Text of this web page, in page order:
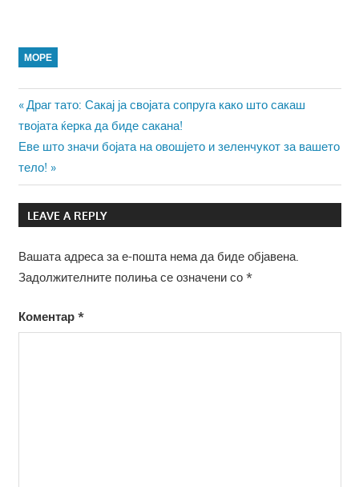
МОРЕ
Навигација
на
напис
Previous
Post:
Драг тато: Сакај ја својата сопруга како што сакаш
твојата ќерка да биде сакана!
Next
Post:
Еве што значи бојата на овошјето и зеленчукот за вашето
тело!
LEAVE A REPLY
Вашата адреса за е-пошта нема да биде објавена.
Задолжителните полиња се означени со *
Коментар *